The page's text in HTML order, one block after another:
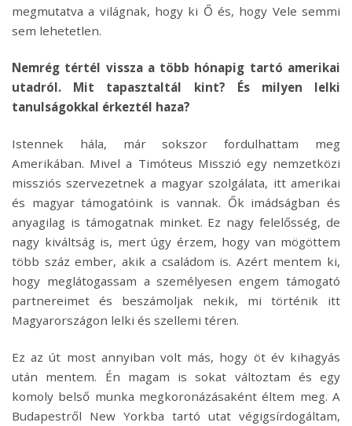
megmutatva a világnak, hogy ki Ő és, hogy Vele semmi
sem lehetetlen.
Nemrég tértél vissza a több hónapig tartó amerikai
utadról. Mit tapasztaltál kint? És milyen lelki
tanulságokkal érkeztél haza?
Istennek hála, már sokszor fordulhattam meg
Amerikában. Mivel a Timóteus Misszió egy nemzetközi
missziós szervezetnek a magyar szolgálata, itt amerikai
és magyar támogatóink is vannak. Ők imádságban és
anyagilag is támogatnak minket. Ez nagy felelősség, de
nagy kiváltság is, mert úgy érzem, hogy van mögöttem
több száz ember, akik a családom is. Azért mentem ki,
hogy meglátogassam a személyesen engem támogató
partnereimet és beszámoljak nekik, mi történik itt
Magyarországon lelki és szellemi téren.
Ez az út most annyiban volt más, hogy öt év kihagyás
után mentem. Én magam is sokat változtam és egy
komoly belső munka megkoronázásaként éltem meg. A
Budapestről New Yorkba tartó utat végigsírdogáltam,